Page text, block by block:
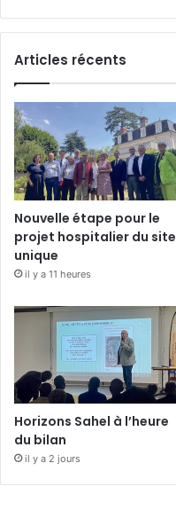
Articles récents
Nouvelle étape pour le
projet hospitalier du site
unique
il y a 11 heures
Horizons Sahel à l’heure
du bilan
il y a 2 jours